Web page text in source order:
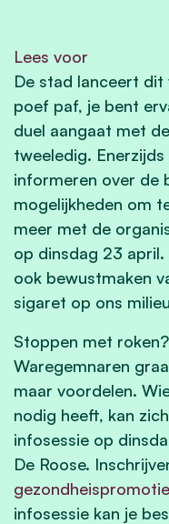
Lees voor
De stad lanceert dit
poef paf, je bent
duel aangaat met
tweeledig.
informeren over de
mogelijkheden om
meer met de
op dinsdag 23
ook bewustmaken
sigaret op ons
Stoppen met
Waregemnaren
maar voordelen.
nodig heeft, kan
infosessie op
De Roose.
infosessie kan je